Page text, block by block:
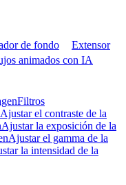
de fondo
Extensor
animados con IA
Filtros
Ajustar el contraste de la
Ajustar la exposición de la
Ajustar el gamma de la
la intensidad de la